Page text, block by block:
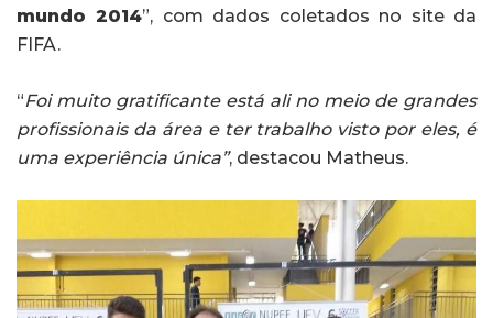
mundo 2014”, com dados coletados no site da
FIFA.
“Foi muito gratificante está ali no meio de grandes
profissionais da área e ter trabalho visto por eles, é
uma experiência única”, destacou Matheus.